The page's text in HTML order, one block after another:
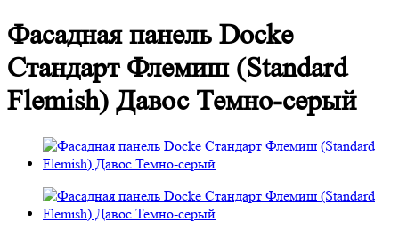
Фасадная панель Docke
Стандарт Флемиш (Standard
Flemish) Давос Темно-серый